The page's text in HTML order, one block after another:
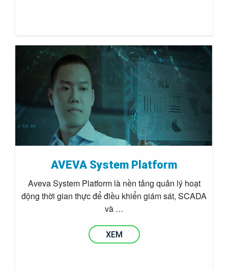
AVEVA System Platform
Aveva System Platform là nền tảng quản lý hoạt
động thời gian thực để điều khiển giám sát, SCADA
và …
XEM